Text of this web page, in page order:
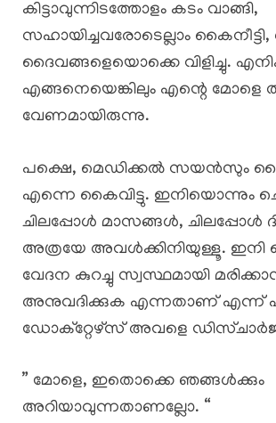
കിട്ടാവുന്നിടത്തോളം കടം വാങ്ങി,
സഹായിച്ചവരോടെല്ലാം
ദൈവങ്ങളെയൊക്കെ വിളിച്ചു.
എങ്ങനെയെങ്കിലും എന്റെ മോളെ
വേണമായിരുന്നു.
പക്ഷെ, മെഡിക്കൽ സയൻസും
എന്നെ കൈവിട്ടു. ഇനിയൊന്നും
ചിലപ്പോൾ മാസങ്ങൾ, ചിലപ്പോൾ
അത്രയേ അവൾക്കിനിയുള്ളൂ. ഇനി
വേദന കുറച്ചു സ്വസ്ഥമായി
അനുവദിക്കുക എന്നതാണ് എന്ന്
ഡോക്റ്റേഴ്സ് അവളെ ഡിസ്ചാർജ്
” മോളെ, ഇതൊക്കെ ഞങ്ങൾക്കും
അറിയാവുന്നതാണല്ലോ. “